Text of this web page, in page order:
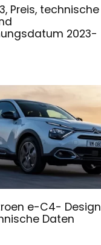
Preis, technische
2023-
e-C4- Design
Daten